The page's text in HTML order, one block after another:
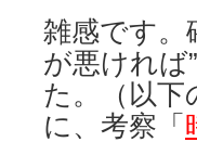
雑感です。
が悪ければ
た。（以下
に、考察「